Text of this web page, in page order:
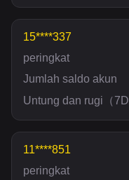
15****337
peringkat
Jumlah saldo akun
Untung dan rugi （7D
11****851
peringkat